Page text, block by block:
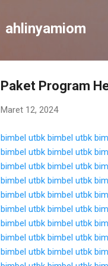
ahlinyamiom
Paket Program
Maret 12, 2024
bimbel utbk bimbel utbk
bimbel utbk bimbel utbk
bimbel utbk bimbel utbk
bimbel utbk bimbel utbk
bimbel utbk bimbel utbk
bimbel utbk bimbel utbk
bimbel utbk bimbel utbk
bimbel utbk bimbel utbk
bimbel utbk bimbel utbk